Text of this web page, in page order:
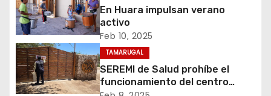
n
d
e
e
En Huara impulsan verano
activo
Feb 10, 2025
TAMARUGAL
SEREMI de Salud prohíbe el
funcionamiento del centro